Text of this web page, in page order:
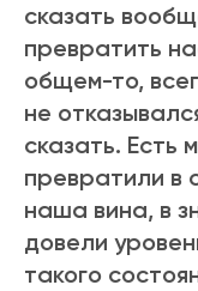
сказать
превратить
общем-то,
не
сказать. Есть
превратили в
наша вина, в
довели
такого